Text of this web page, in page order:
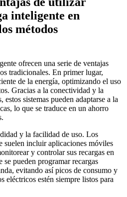
inteligente en
métodos
ofrecen una serie de ventajas
tradicionales. En primer lugar,
de la energía, optimizando el uso
Gracias a la conectividad y la
estos sistemas pueden adaptarse a la
lo que se traduce en un ahorro
y la facilidad de uso. Los
suelen incluir aplicaciones móviles
y controlar sus recargas en
pueden programar recargas
evitando así picos de consumo y
eléctricos estén siempre listos para